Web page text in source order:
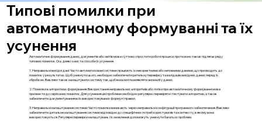
Типові помилки при
автоматичному формуванні та їх
усунення
Автоматичне формування даних, документів або звітів може суттєво спростити робочі процеси, проте воно також підлягає ряду
типових помилок. Ось деякі з них та способи їх усунення.
1. Неправильні вихідні дані: Часто автоматизовані системи працюють із некоректними або неповними даними, що призводить до
помилок у результатах. Щоб уникнути цього, необхідно забезпечити ретельну перевірку та валідацію вихідних даних перед їх
обробкою. Важливо також налаштувати систему так, щоб вона могла виявляти аномалії у даних.
2. Помилки в алгоритмах формування: Використання неправильних алгоритмів або логіки при автоматичному формуванні може
призвести до серйозних помилок. Для усунення цієї проблеми необхідно регулярно перевіряти і тестувати алгоритми, а також
забезпечити документування всіх використовуваних формул і правил.
3. Неправильні налаштування системи: Часто помилки виникають через неправильні конфігурації програмного забезпечення. Важливо
забезпечити детальне налаштування системи відповідно до специфічних потреб користувачів та контексту, в якому вона
використовується. Регулярні перевірки налаштувань і їх оновлення допоможуть уникнути багатьох проблем.